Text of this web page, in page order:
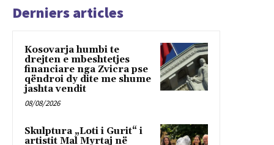
Derniers articles
Kosovarja humbi te
drejten e mbeshtetjes
financiare nga Zvicra pse
qëndroi dy dite me shume
jashta vendit
08/08/2026
Skulptura „Loti i Gurit“ i
artistit Mal Myrtaj në